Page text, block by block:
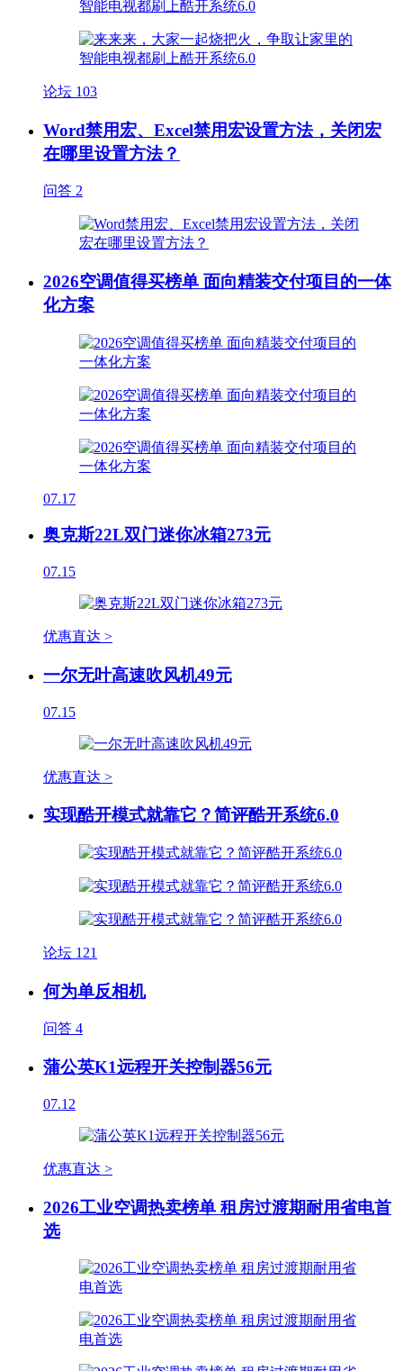
论坛 103
Word禁用宏、Excel禁用宏设置方法，关闭宏
在哪里设置方法？
问答 2
2026空调值得买榜单 面向精装交付项目的一体
化方案
07.17
奥克斯22L双门迷你冰箱273元
07.15
优惠直达 >
一尔无叶高速吹风机49元
07.15
优惠直达 >
实现酷开模式就靠它？简评酷开系统6.0
论坛 121
何为单反相机
问答 4
蒲公英K1远程开关控制器56元
07.12
优惠直达 >
2026工业空调热卖榜单 租房过渡期耐用省电首
选